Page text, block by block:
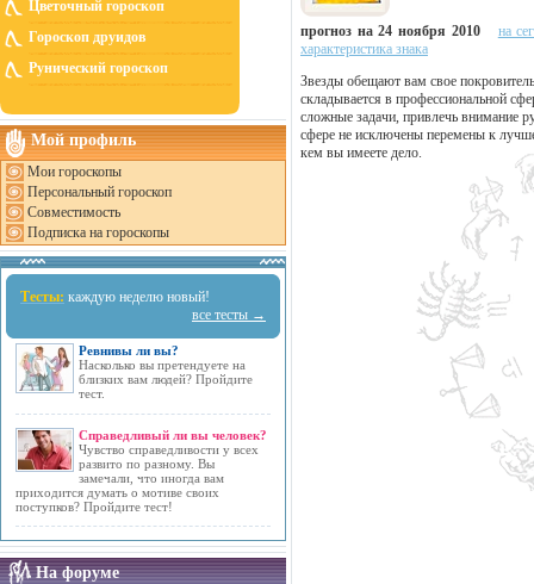
Цветочный гороскоп
Гороскоп друидов
Рунический гороскоп
Мой профиль
Мои гороскопы
Персональный гороскоп
Совместимость
Подписка на гороскопы
Тесты: каждую неделю новый!
все тесты →
Ревнивы ли вы?
Насколько вы претендуете на
близких вам людей? Пройдите
тест.
Справедливый ли вы человек?
Чувство справедливости у всех
развито по разному. Вы
замечали, что иногда вам
приходится думать о мотиве своих
поступков? Пройдите тест!
На форуме
прогноз на 24 ноября 2010
на
характеристика знака
Звезды обещают вам свое
складывается в профессиональной
сложные задачи, привлечь внимание
сфере не исключены перемены к
кем вы имеете дело.